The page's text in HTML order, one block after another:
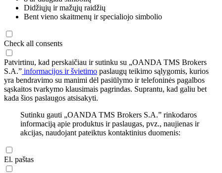
Didžiųjų ir mažųjų raidžių
Bent vieno skaitmenų ir specialiojo simbolio
Check all consents
Patvirtinu, kad perskaičiau ir sutinku su „OANDA TMS Brokers
S.A.” informacijos ir švietimo paslaugų teikimo sąlygomis, kurios
yra bendravimo su manimi dėl pasiūlymo ir telefoninės pagalbos
sąskaitos tvarkymo klausimais pagrindas. Suprantu, kad galiu bet
kada šios paslaugos atsisakyti.
Sutinku gauti „OANDA TMS Brokers S.A.” rinkodaros
informaciją apie produktus ir paslaugas, pvz., naujienas ir
akcijas, naudojant pateiktus kontaktinius duomenis:
El. paštas